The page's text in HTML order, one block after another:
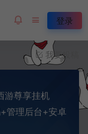
登录
我要投稿
游尊享挂机
管理后台+安卓